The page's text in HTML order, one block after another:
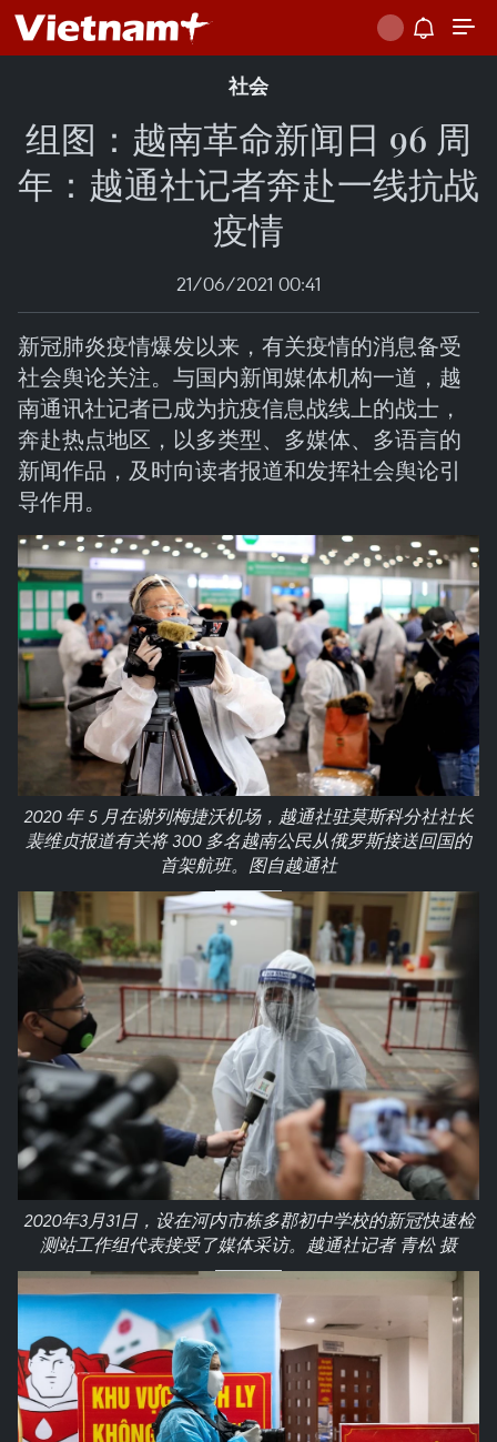
社会
组图：越南革命新闻日 96 周
年：越通社记者奔赴一线抗战
疫情
21/06/2021 00:41
新冠肺炎疫情爆发以来，有关疫情的消息备受
社会舆论关注。与国内新闻媒体机构一道，越
南通讯社记者已成为抗疫信息战线上的战士，
奔赴热点地区，以多类型、多媒体、多语言的
新闻作品，及时向读者报道和发挥社会舆论引
导作用。
2020 年 5 月在谢列梅捷沃机场，越通社驻莫斯科分社社长
裴维贞报道有关将 300 多名越南公民从俄罗斯接送回国的
首架航班。图自越通社
2020年3月31日，设在河内市栋多郡初中学校的新冠快速检
测站工作组代表接受了媒体采访。越通社记者 青松 摄